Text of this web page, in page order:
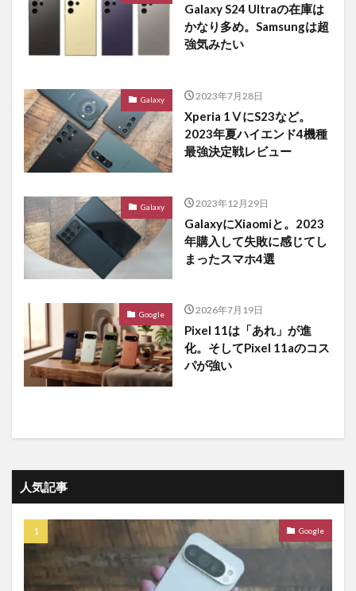
Galaxy S24 Ultraの在庫は
かなり多め。Samsungは超
強気みたい
Galaxy 2023年7月28日
Xperia 1ⅤにS23など。
2023年夏ハイエンド4機種
最強決定戦レビュー
Galaxy 2023年12月29日
GalaxyにXiaomiと。2023
年購入して失敗に感じてし
まったスマホ4選
Google 2026年7月19日
Pixel 11は「あれ」が進
化。そしてPixel 11aのコス
パが強い
人気記事
Google